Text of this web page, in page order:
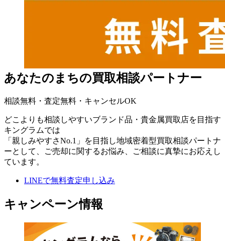
あなたのまちの買取相談パートナー
相談無料・査定無料・キャンセルOK
どこよりも相談しやすいブランド品・貴金属買取店を目指す
キングラムでは
「親しみやすさNo.1」を目指し地域密着型買取相談パートナ
ーとして、ご売却に関するお悩み、ご相談に真摯にお応えし
ています。
LINEで無料査定申し込み
キャンペーン情報